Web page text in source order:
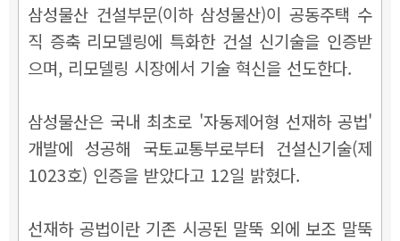
삼성물산 건설부문(이하 삼성물산)이 공동주택 수
직 증축 리모델링에 특화한 건설 신기술을 인증받
으며, 리모델링 시장에서 기술 혁신을 선도한다.
삼성물산은 국내 최초로 '자동제어형 선재하 공법'
개발에 성공해 국토교통부로부터 건설신기술(제
1023호) 인증을 받았다고 12일 밝혔다.
선재하 공법이란 기존 시공된 말뚝 외에 보조 말뚝